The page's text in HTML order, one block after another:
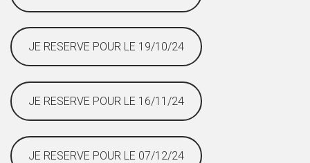
JE RESERVE POUR LE 19/10/24
JE RESERVE POUR LE 16/11/24
JE RESERVE POUR LE 07/12/24